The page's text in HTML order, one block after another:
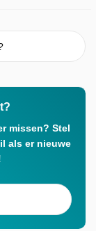
missen? Stel
als er nieuwe